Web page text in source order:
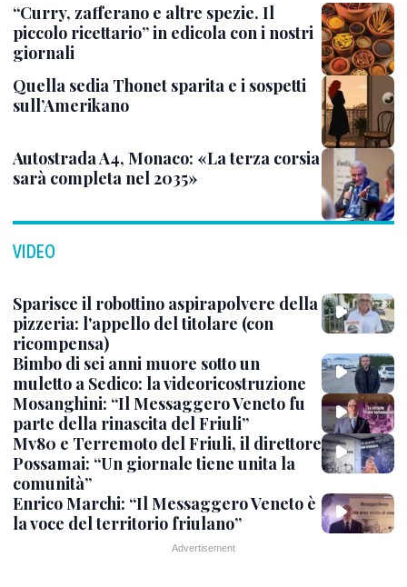
“Curry, zafferano e altre spezie. Il
piccolo ricettario” in edicola con i nostri
giornali
Quella sedia Thonet sparita e i sospetti
sull’Amerikano
Autostrada A4, Monaco: «La terza corsia
sarà completa nel 2035»
VIDEO
Sparisce il robottino aspirapolvere della
pizzeria: l'appello del titolare (con
ricompensa)
Bimbo di sei anni muore sotto un
muletto a Sedico: la videoricostruzione
Mosanghini: “Il Messaggero Veneto fu
parte della rinascita del Friuli”
Mv80 e Terremoto del Friuli, il direttore
Possamai: “Un giornale tiene unita la
comunità”
Enrico Marchi: “Il Messaggero Veneto è
la voce del territorio friulano”